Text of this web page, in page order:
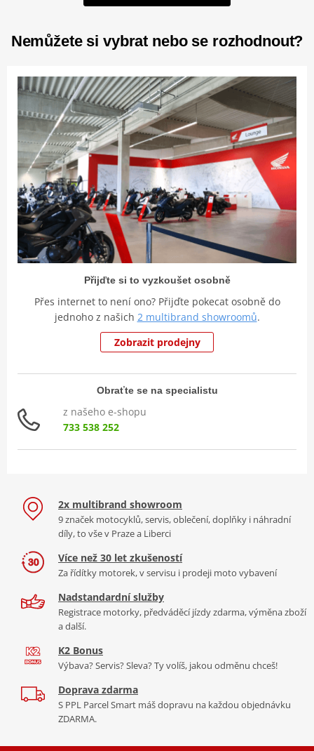
Nemůžete si vybrat nebo se rozhodnout?
Přijďte si to vyzkoušet osobně
Přes internet to není ono? Přijďte pokecat osobně do
jednoho z našich 2 multibrand showroomů.
Zobrazit prodejny
Obraťte se na specialistu
z našeho e-shopu
733 538 252
2x multibrand showroom
9 značek motocyklů, servis, oblečení, doplňky i náhradní
díly, to vše v Praze a Liberci
Více než 30 let zkušeností
Za řídítky motorek, v servisu i prodeji moto vybavení
Nadstandardní služby
Registrace motorky, předváděcí jízdy zdarma, výměna zboží
a další.
K2 Bonus
Výbava? Servis? Sleva? Ty volíš, jakou odměnu chceš!
Doprava zdarma
S PPL Parcel Smart máš dopravu na každou objednávku
ZDARMA.